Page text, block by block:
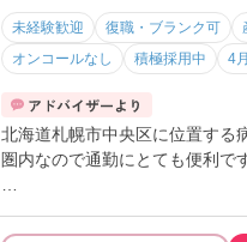
着実にスキルアップできます。
・教育専任者のフォロー体制
・eラーニング／Nursing Skills導
・プリセプター制度あり
→ 未経験やブランク明けでも安
未経験歓迎 復職・ブランク可
オンコールなし
積極採用中 4
北海道札幌市中央区に位置する
圏内なので通勤にとても便利で